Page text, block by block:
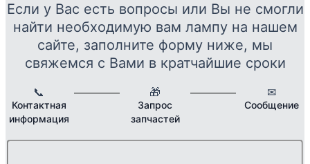
Если у Вас есть вопросы или Вы не смогли
найти необходимую вам лампу на нашем
сайте, заполните форму ниже, мы
свяжемся с Вами в кратчайшие сроки
📞
Контактная
информация
🎁
Запрос
запчастей
✉
Сообщение